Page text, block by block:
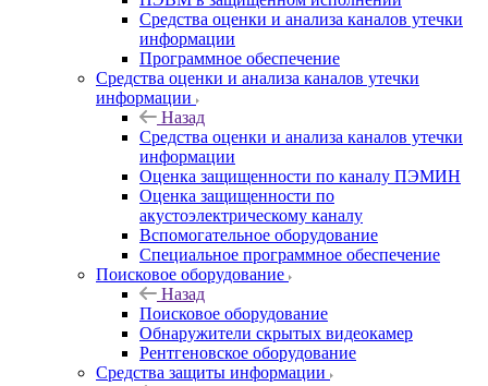
Средства оценки и анализа каналов утечки
информации
Программное обеспечение
Средства оценки и анализа каналов утечки
информации
Назад
Средства оценки и анализа каналов утечки
информации
Оценка защищенности по каналу ПЭМИН
Оценка защищенности по
акустоэлектрическому каналу
Вспомогательное оборудование
Специальное программное обеспечение
Поисковое оборудование
Назад
Поисковое оборудование
Обнаружители скрытых видеокамер
Рентгеновское оборудование
Средства защиты информации